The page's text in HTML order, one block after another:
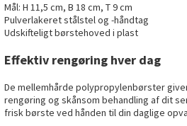
Mål: H 11,5 cm, B 18 cm, T 9 cm
Pulverlakeret stålstel og -håndtag
Udskifteligt børstehoved i plast
Effektiv rengøring hver dag
De mellemhårde polypropylenbørster
rengøring og skånsom behandling af dit
frisk børste ved hånden til din daglige